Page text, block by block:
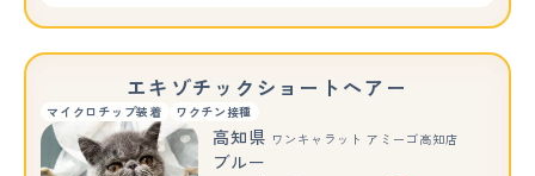
エキゾチックショートヘアー
マイクロチップ装着 ワクチン接種
高知県 ワンキャラット アミーゴ高知店
ブルー